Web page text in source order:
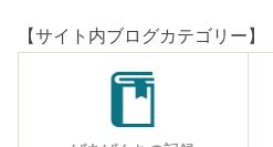
【サイト内ブログカテゴリー】